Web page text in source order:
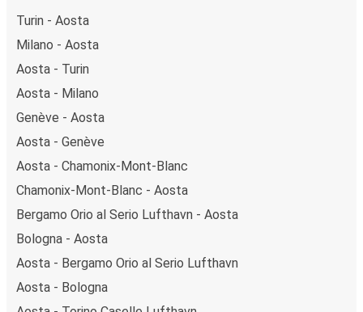
Turin - Aosta
Milano - Aosta
Aosta - Turin
Aosta - Milano
Genève - Aosta
Aosta - Genève
Aosta - Chamonix-Mont-Blanc
Chamonix-Mont-Blanc - Aosta
Bergamo Orio al Serio Lufthavn - Aosta
Bologna - Aosta
Aosta - Bergamo Orio al Serio Lufthavn
Aosta - Bologna